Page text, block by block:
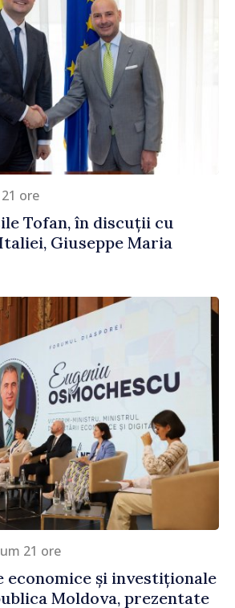
21 ore
Tofan, în discuții cu
Giuseppe Maria
21 ore
și investiționale
Moldova, prezentate